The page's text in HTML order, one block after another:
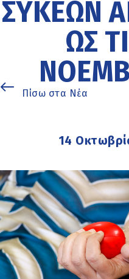
ΣΥΚΕΏΝ
ΩΣ
Πίσω στα Νέα
14